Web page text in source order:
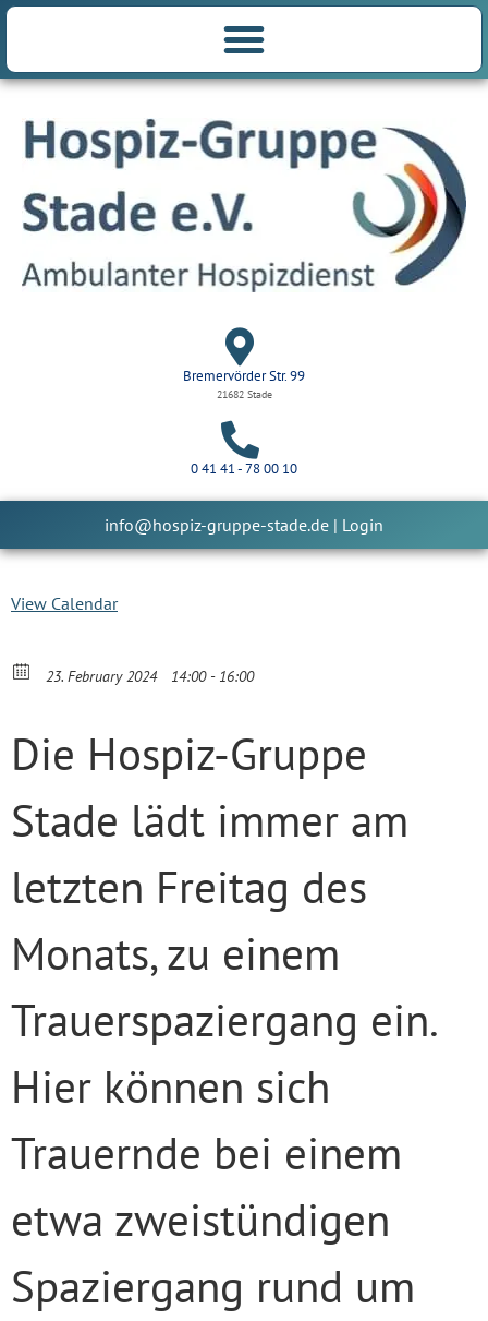
Bremervörder Str. 99
21682 Stade
0 41 41 - 78 00 10
info@hospiz-gruppe-stade.de | Login
View Calendar
23. February 2024 14:00 - 16:00
Die Hospiz-Gruppe
Stade lädt immer am
letzten Freitag des
Monats, zu einem
Trauerspaziergang ein.
Hier können sich
Trauernde bei einem
etwa zweistündigen
Spaziergang rund um